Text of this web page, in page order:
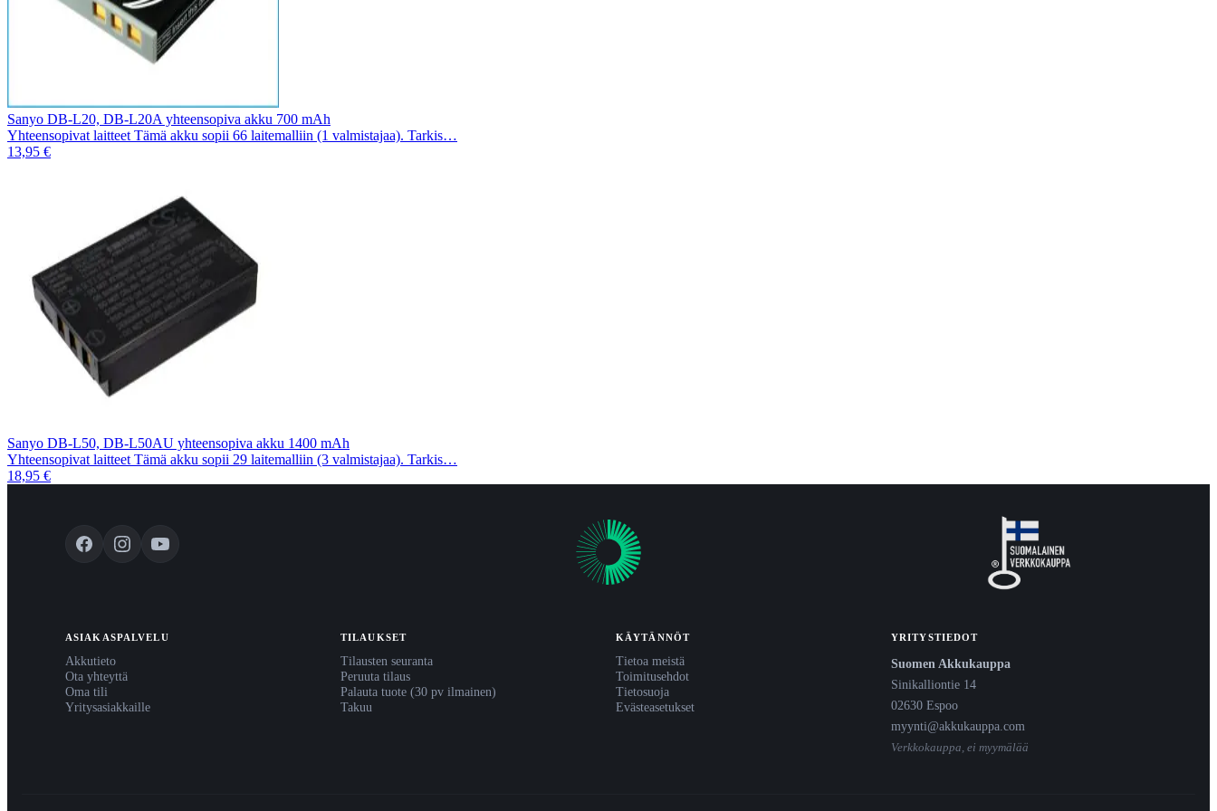
Sanyo DB-L20, DB-L20A yhteensopiva akku 700 mAh
Yhteensopivat laitteet Tämä akku sopii 66 laitemalliin (1 valmistajaa). Tarkis…
13,95 €
Sanyo DB-L50, DB-L50AU yhteensopiva akku 1400 mAh
Yhteensopivat laitteet Tämä akku sopii 29 laitemalliin (3 valmistajaa). Tarkis…
18,95 €
ASIAKASPALVELU
Akkutieto
Ota yhteyttä
Oma tili
Yritysasiakkaille
TILAUKSET
Tilausten seuranta
Peruuta tilaus
Palauta tuote (30 pv ilmainen)
Takuu
KÄYTÄNNÖT
Tietoa meistä
Toimitusehdot
Tietosuoja
Evästeasetukset
YRITYSTIEDOT
Suomen Akkukauppa
Sinikalliontie 14
02630 Espoo
myynti@akkukauppa.com
Verkkokauppa, ei myymälää